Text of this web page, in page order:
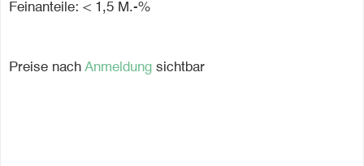
Feinanteile: < 1,5 M.-%
Preise nach Anmeldung sichtbar